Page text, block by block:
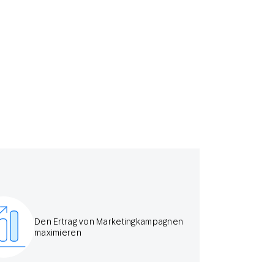
Den Ertrag von Marketingkampagnen
maximieren